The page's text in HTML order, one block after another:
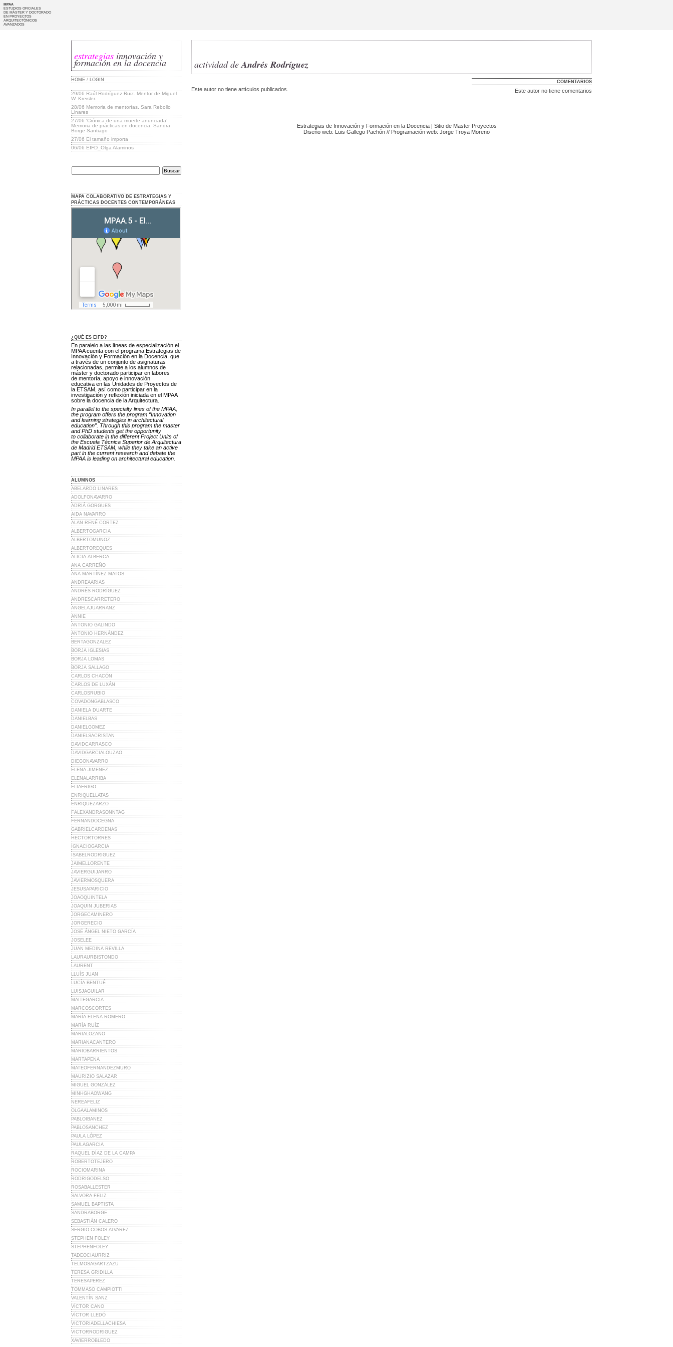
MPAA
ESTUDIOS OFICIALES
DE MÁSTER Y DOCTORADO
EN PROYECTOS
ARQUITECTÓNICOS
AVANZADOS
estrategias innovación y
formación en la docencia
HOME / LOGIN
29/06 Raúl Rodríguez Ruiz. Mentor de Miguel
W. Kreisler.
28/06 Memoria de mentorías. Sara Rebollo
Linares
27/06 ‘Crónica de una muerte anunciada’.
Memoria de prácticas en docencia. Sandra
Borge Santiago
27/06 El tamaño importa
06/06 EIFD_Olga Alaminos
MAPA COLABORATIVO DE ESTRATEGIAS Y
PRÁCTICAS DOCENTES CONTEMPORÁNEAS
¿QUÉ ES EIFD?
En paralelo a las líneas de especialización el
MPAA cuenta con el programa Estrategias de
Innovación y Formación en la Docencia, que
a través de un conjunto de asignaturas
relacionadas, permite a los alumnos de
máster y doctorado participar en labores
de mentoría, apoyo e innovación
educativa en las Unidades de Proyectos de
la ETSAM, así como participar en la
investigación y reflexión iniciada en el MPAA
sobre la docencia de la Arquitectura.
In parallel to the specialty lines of the MPAA,
the program offers the program “Innovation
and learning strategies in architectural
education”. Through this program the master
and PhD students get the opportunity
to collaborate in the different Project Units of
the Escuela Técnica Superior de Arquitectura
de Madrid ETSAM, while they take an active
part in the current research and debate the
MPAA is leading on architectural education.
ALUMNOS
ABELARDO LINARES
ADOLFONAVARRO
ADRIÁ GORGUES
AIDA NAVARRO
ALAN RENÉ CORTEZ
ALBERTOGARCIA
ALBERTOMUNOZ
ALBERTOREQUES
ALICIA ALBERCA
ANA CARREÑO
ANA MARTÍNEZ MATOS
ANDREAARIAS
ANDRÉS RODRÍGUEZ
ANDRESCARRETERO
ANGELAJUARRANZ
ANNIE
ANTONIO GALINDO
ANTONIO HERNÁNDEZ
BERTAGONZALEZ
BORJA IGLESIAS
BORJA LOMAS
BORJA SALLAGO
CARLOS CHACÓN
CARLOS DE LUXÁN
CARLOSRUBIO
COVADONGABLASCO
DANIELA DUARTE
DANIELBAS
DANIELGOMEZ
DANIELSACRISTAN
DAVIDCARRASCO
DAVIDGARCIALOUZAO
DIEGONAVARRO
ELENA JIMENEZ
ELENALARRIBA
ELIAFRIGO
ENRIQUELLATAS
ENRIQUEZARZO
FALEXANDRASONNTAG
FERNANDOCEGNA
GABRIELCARDENAS
HECTORTORRES
IGNACIOGARCIA
ISABELRODRIGUEZ
JAIMELLORENTE
JAVIERGUIJARRO
JAVIERMOSQUERA
JESUSAPARICIO
JOAOQUINTELA
JOAQUIN JUBERIAS
JORGECAMINERO
JORGERECIO
JOSÉ ÁNGEL NIETO GARCÍA
JOSELEE
JUAN MEDINA REVILLA
LAURAURBISTONDO
LAURENT
LLUÍS JUAN
LUCÍA BENTUÉ
LUISJAGUILAR
MAITEGARCIA
MARCOSCORTES
MARÍA ELENA ROMERO
MARÍA RUÍZ
MARIALOZANO
MARIANACANTERO
MARIOBARRIENTOS
MARTAPENA
MATEOFERNANDEZMURO
MAURIZIO SALAZAR
MIGUEL GONZÁLEZ
MINHGHAOWANG
NEREAFELIZ
OLGAALAMINOS
PABLOIBANEZ
PABLOSANCHEZ
PAULA LÓPEZ
PAULAGARCIA
RAQUEL DÍAZ DE LA CAMPA
ROBERTOTEJERO
ROCIOMARINA
RODRIGODELSO
ROSABALLESTER
SALVORA FELIZ
SAMUEL BAPTISTA
SANDRABORGE
SEBASTIÁN CALERO
SERGIO COBOS ALVAREZ
STEPHEN FOLEY
STEPHENFOLEY
TADEOCIAURRIZ
TELMOSAGARTZAZU
TERESA GRIDILLA
TERESAPEREZ
TOMMASO CAMPIOTTI
VALENTÍN SANZ
VÍCTOR CANO
VÍCTOR LLEDÓ
VICTORIADELLACHIESA
VICTORRODRIGUEZ
XAVIERROBLEDO
actividad deAndrés Rodríguez
Este autor no tiene artículos publicados.
COMENTARIOS
Este autor no tiene comentarios
Estrategias de Innovación y Formación en la Docencia | Sitio de Master Proyectos
Diseño web: Luis Gallego Pachón // Programación web: Jorge Troya Moreno